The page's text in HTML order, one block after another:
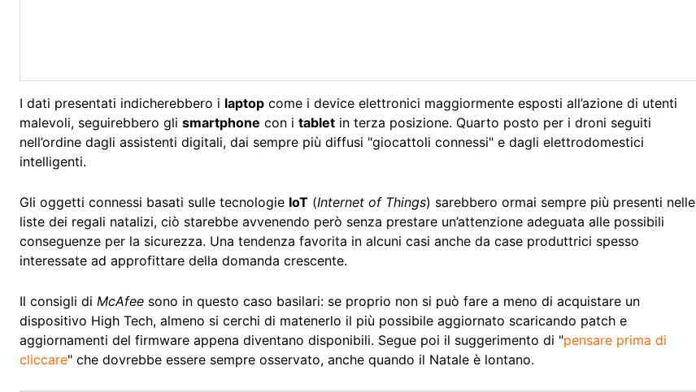
I dati presentati indicherebbero i laptop come i device elettronici maggiormente esposti all’azione di utenti
malevoli, seguirebbero gli smartphone con i tablet in terza posizione. Quarto posto per i droni seguiti
nell’ordine dagli assistenti digitali, dai sempre più diffusi "giocattoli connessi" e dagli elettrodomestici
intelligenti.
Gli oggetti connessi basati sulle tecnologie IoT (Internet of Things) sarebbero ormai sempre più presenti nelle
liste dei regali natalizi, ciò starebbe avvenendo però senza prestare un’attenzione adeguata alle possibili
conseguenze per la sicurezza. Una tendenza favorita in alcuni casi anche da case produttrici spesso
interessate ad approfittare della domanda crescente.
Il consigli di McAfee sono in questo caso basilari: se proprio non si può fare a meno di acquistare un
dispositivo High Tech, almeno si cerchi di matenerlo il più possibile aggiornato scaricando patch e
aggiornamenti del firmware appena diventano disponibili. Segue poi il suggerimento di "pensare prima di
cliccare" che dovrebbe essere sempre osservato, anche quando il Natale è lontano.